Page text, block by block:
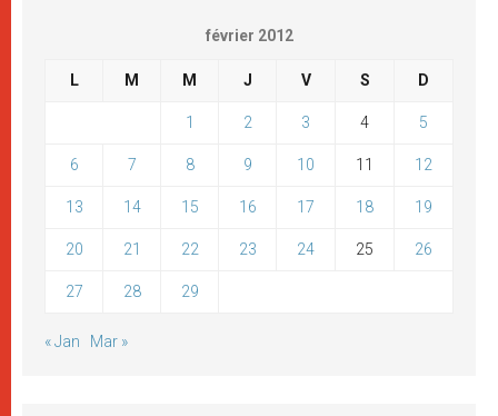
février 2012
L M M J V S D
1 2 3 4 5
6 7 8 9 10 11 12
13 14 15 16 17 18 19
20 21 22 23 24 25 26
27 28 29
« Jan Mar »